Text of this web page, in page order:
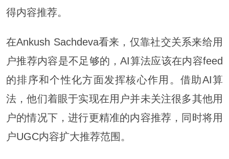
得内容推荐。
在Ankush Sachdeva看来，仅靠社交关系来给用
户推荐内容是不足够的，AI算法应该在内容feed
的排序和个性化方面发挥核心作用。借助AI算
法，他们着眼于实现在用户并未关注很多其他用
户的情况下，进行更精准的内容推荐，同时将用
户UGC内容扩大推荐范围。